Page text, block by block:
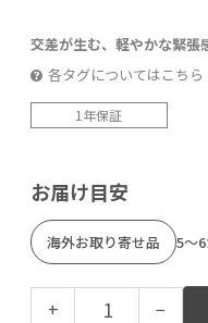
交差が生む、軽やかな緊張
各タグについてはこちら
1年保証
お届け目安
海外お取り寄せ品 5～
+ −